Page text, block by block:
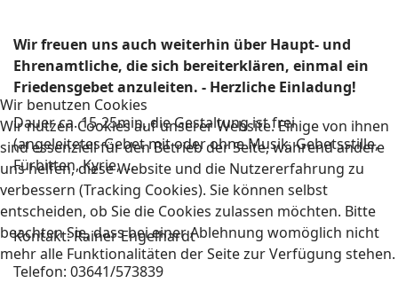
Wir freuen uns auch weiterhin über Haupt- und
Ehrenamtliche, die sich bereiterklären, einmal ein
Friedensgebet anzuleiten. - Herzliche Einladung!
Dauer ca. 15-25min, die Gestaltung ist frei
(angeleitetes Gebet mit oder ohne Musik, Gebetsstille,
Fürbitten, Kyrie, …
Kontakt: Rainer Engelhardt
Telefon: 03641/573839
Wir benutzen Cookies
Wir nutzen Cookies auf unserer Website. Einige von ihnen
sind essenziell für den Betrieb der Seite, während andere
uns helfen, diese Website und die Nutzererfahrung zu
verbessern (Tracking Cookies). Sie können selbst
entscheiden, ob Sie die Cookies zulassen möchten. Bitte
beachten Sie, dass bei einer Ablehnung womöglich nicht
mehr alle Funktionalitäten der Seite zur Verfügung stehen.